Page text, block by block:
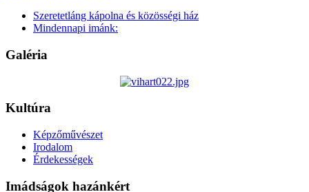
Szeretetláng kápolna és közösségi ház
Mindennapi imánk:
Galéria
Kultúra
Képzőművészet
Irodalom
Érdekességek
Imádságok hazánkért